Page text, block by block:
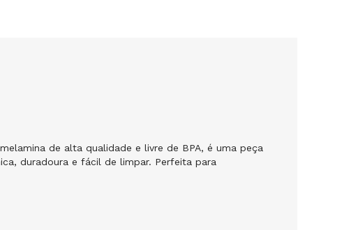
de alta qualidade e livre de BPA, é uma peça
duradoura e fácil de limpar. Perfeita para